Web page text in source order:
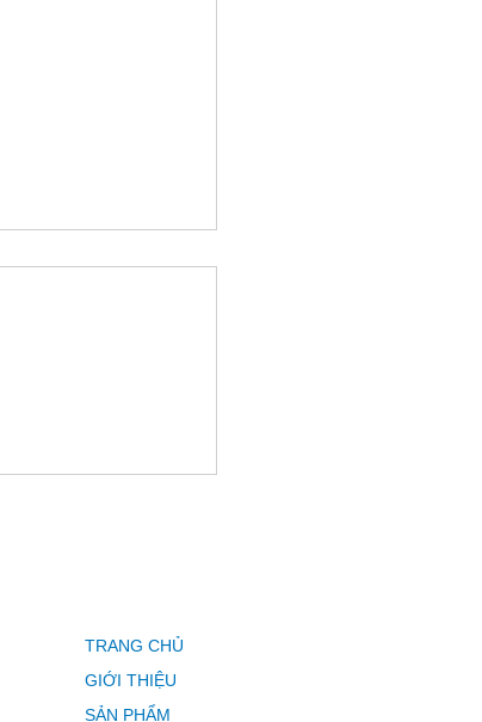
TRANG CHỦ
GIỚI THIỆU
SẢN PHẨM